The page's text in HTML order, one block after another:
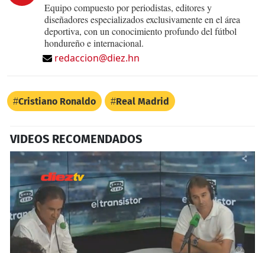
Equipo compuesto por periodistas, editores y
diseñadores especializados exclusivamente en el área
deportiva, con un conocimiento profundo del fútbol
hondureño e internacional.
redaccion@diez.hn
Cristiano Ronaldo Real Madrid
VIDEOS RECOMENDADOS